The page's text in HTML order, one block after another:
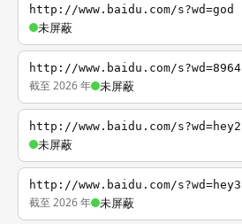
http://www.baidu.com/s?wd=god
未屏蔽
http://www.baidu.com/s?wd=8964
截至 2026 年 未屏蔽
http://www.baidu.com/s?wd=hey2
未屏蔽
http://www.baidu.com/s?wd=hey3
截至 2026 年 未屏蔽